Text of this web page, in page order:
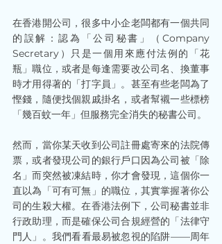
在香港開公司，很多中小企老闆都有一個共同
的誤解：認為「公司秘書」（Company
Secretary）只是一個用來應付法例的「花
瓶」職位，或者是每逢需要改公司名、換董事
時才用得著的「打字員」。甚至有些老闆為了
慳錢，隨便找個親戚掛名，或者幫襯一些標榜
「幾百蚊一年」但服務完全消失的秘書公司。
然而，當你某天收到公司註冊處寄來的法院傳
票，或者發現公司的銀行戶口因為公司被「除
名」而突然被凍結時，你才會發現，這個你一
直以為「可有可無」的職位，其實掌握著你公
司的生殺大權。在香港法例下，公司秘書並非
行政助理，而是確保公司合規經營的「法律守
門人」。我們看看最易被忽視的陷阱——周年